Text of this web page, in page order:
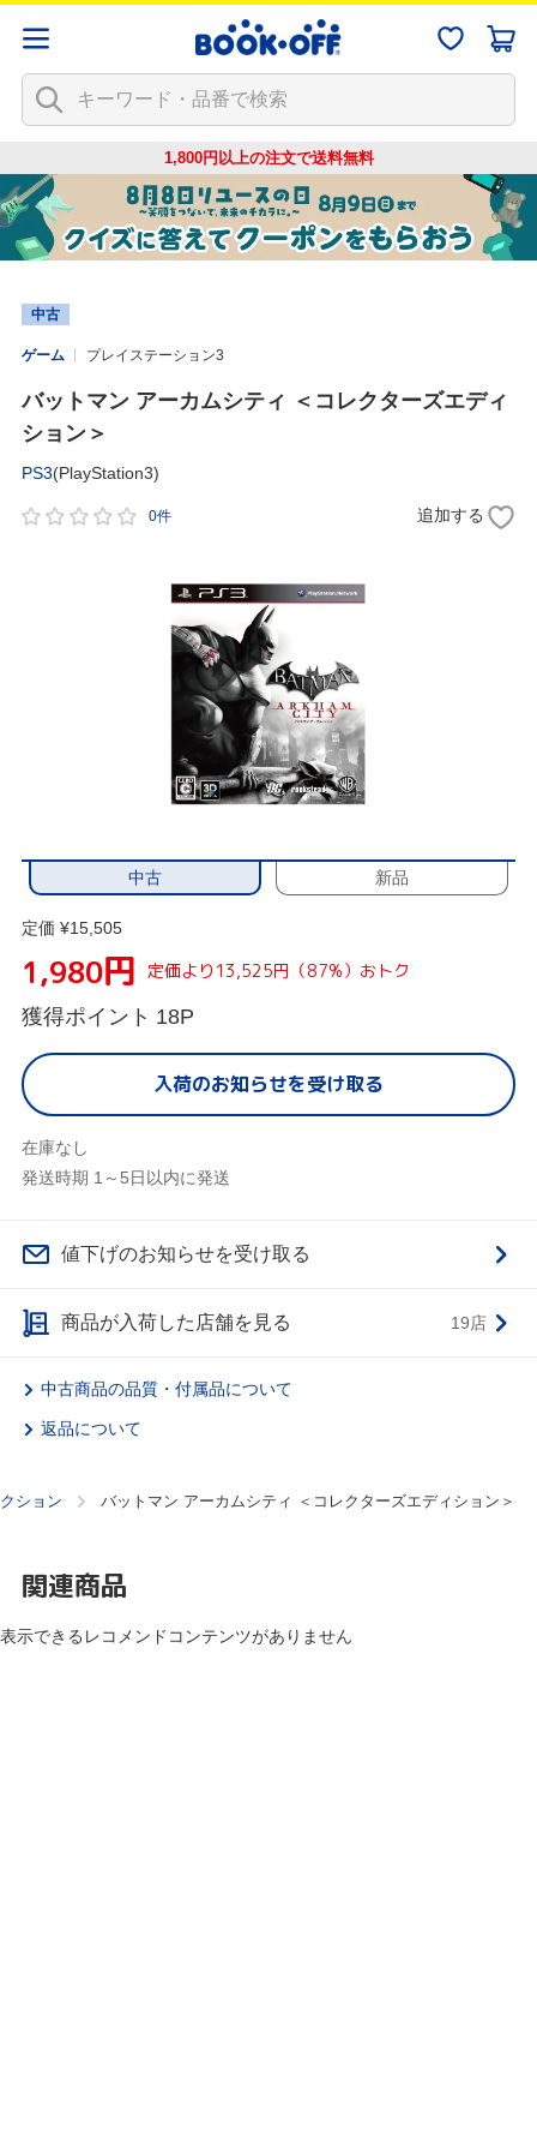
1,800円以上の注文で送料無料
中古
ゲーム プレイステーション3
バットマン アーカムシティ ＜コレクターズエディ
ション＞
PS3(PlayStation3)
0件 追加する
中古 新品
定価 ¥15,505
1,980円 定価より13,525円（87%）おトク
獲得ポイント 18P
入荷のお知らせを受け取る
在庫なし
発送時期 1～5日以内に発送
値下げのお知らせを受け取る
商品が入荷した店舗を見る 19店
中古商品の品質・付属品について
返品について
ション バットマン アーカムシティ ＜コレクターズエディション＞
関連商品
表示できるレコメンドコンテンツがありません